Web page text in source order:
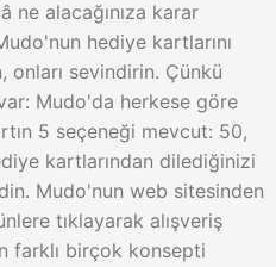
ne alacağınıza karar
hediye kartlarını
onları sevindirin. Çünkü
Mudo'da herkese göre
5 seçeneği mevcut: 50,
kartlarından dilediğinizi
Mudo'nun web sitesinden
tıklayarak alışveriş
farklı birçok konsepti